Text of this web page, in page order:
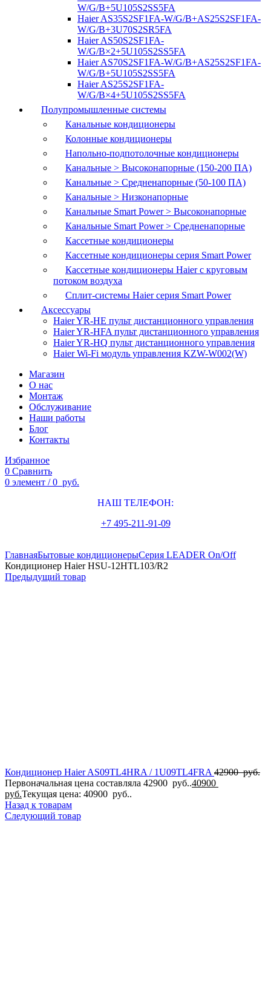
W/G/B+5U105S2SS5FA
Haier AS35S2SF1FA-W/G/B+AS25S2SF1FA-
W/G/B+3U70S2SR5FA
Haier AS50S2SF1FA-
W/G/B×2+5U105S2SS5FA
Haier AS70S2SF1FA-W/G/B+AS25S2SF1FA-
W/G/B+5U105S2SS5FA
Haier AS25S2SF1FA-
W/G/B×4+5U105S2SS5FA
Полупромышленные системы
Канальные кондиционеры
Колонные кондиционеры
Напольно-подпотолочные кондиционеры
Канальные > Высоконапорные (150-200 ПА)
Канальные > Средненапорные (50-100 ПА)
Канальные > Низконапорные
Канальные Smart Power > Высоконапорные
Канальные Smart Power > Средненапорные
Кассетные кондиционеры
Кассетные кондиционеры серия Smart Power
Кассетные кондиционеры Haier с круговым
потоком воздуха
Сплит-системы Haier серия Smart Power
Аксессуары
Haier YR-HE пульт дистанционного управления
Haier YR-HFA пульт дистанционного управления
Haier YR-HQ пульт дистанционного управления
Haier Wi-Fi модуль управления KZW-W002(W)
Магазин
О нас
Монтаж
Обслуживание
Наши работы
Блог
Контакты
Избранное
0 Сравнить
0 элемент / 0 руб.
НАШ ТЕЛЕФОН:
+7 495-211-91-09
ГлавнаяБытовые кондиционерыСерия LEADER On/Off
Кондиционер Haier HSU-12HTL103/R2
Предыдущий товар
Кондиционер Haier AS09TL4HRA / 1U09TL4FRA 42900руб.
Первоначальная цена составляла 42900 руб..40900
руб.Текущая цена: 40900 руб..
Назад к товарам
Следующий товар